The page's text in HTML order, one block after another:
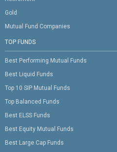
Gold
Mutual Fund Companies
TOP FUNDS
Best Performing Mutual Funds
Best Liquid Funds
Top 10 SIP Mutual Funds
Top Balanced Funds
Best ELSS Funds
Best Equity Mutual Funds
Best Large Cap Funds